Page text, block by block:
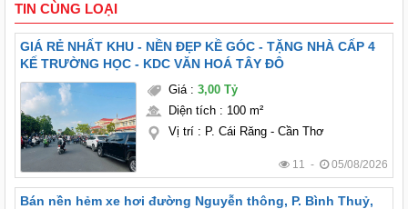
TIN CÙNG LOẠI
GIÁ RẺ NHẤT KHU - NỀN ĐẸP KỀ GÓC - TẶNG NHÀ CẤP 4
KẾ TRƯỜNG HỌC - KDC VĂN HOÁ TÂY ĐÔ
Giá: 3,00 Tỷ
Diện tích: 100 m²
Vị trí: P. Cái Răng - Cần Thơ
11 - 05/08/2026
Bán nền hẻm xe hơi đường Nguyễn thông, P. Bình Thuỷ,